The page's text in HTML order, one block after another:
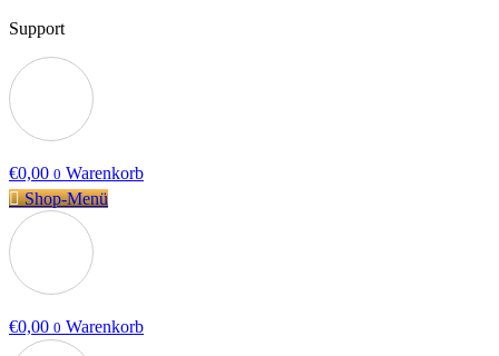
Support
€0,00 0 Warenkorb
Shop-Menü
€0,00 0 Warenkorb